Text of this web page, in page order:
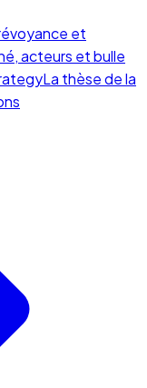
et
acteurs et bulle
La thèse de la